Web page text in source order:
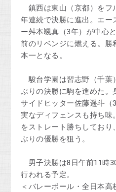
鎮西は東山（京都）をフ
年連続で決勝に進出。エー
ー舛本颯真（3年）が中心
前のリベンジに燃える。勝
本一となる。
駿台学園は習志野（千葉
ぶりの決勝に駒を進めた。
サイドヒッター佐藤遥斗（
実なディフェンスも持ち味
をストレート勝ちしてお
ぶりの優勝を狙う。
男子決勝は8日午前11時
行われる予定。
＜バレーボール・全日本高